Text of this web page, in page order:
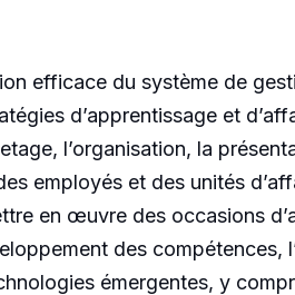
efficace du système de
d’apprentissage et
l’organisation, la
employés et des unités
en œuvre des occasions
des compétences,
émergentes, y